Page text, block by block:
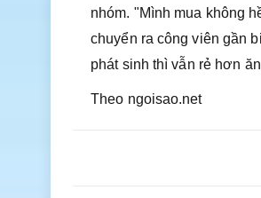
nhóm. "Mình mua không
chuyển ra công viên gần
phát sinh thì vẫn rẻ hơn
Theo ngoisao.net